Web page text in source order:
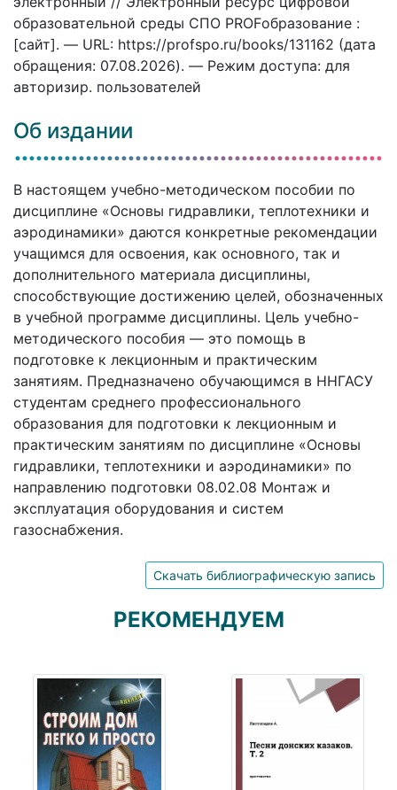
образовательной среды СПО PROFобразование :
[сайт]. — URL: https://profspo.ru/books/131162 (дата
обращения: 07.08.2026). — Режим доступа: для
авторизир. пользователей
Об издании
В настоящем учебно-методическом пособии по
дисциплине «Основы гидравлики, теплотехники и
аэродинамики» даются конкретные рекомендации
учащимся для освоения, как основного, так и
дополнительного материала дисциплины,
способствующие достижению целей, обозначенных
в учебной программе дисциплины. Цель учебно-
методического пособия — это помощь в
подготовке к лекционным и практическим
занятиям. Предназначено обучающимся в ННГАСУ
студентам среднего профессионального
образования для подготовки к лекционным и
практическим занятиям по дисциплине «Основы
гидравлики, теплотехники и аэродинамики» по
направлению подготовки 08.02.08 Монтаж и
эксплуатация оборудования и систем
газоснабжения.
Скачать библиографическую запись
РЕКОМЕНДУЕМ